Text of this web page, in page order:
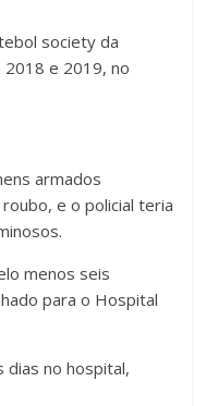
society da
2018 e 2019, no
armados
e o policial teria
menos seis
para o Hospital
dias no hospital,